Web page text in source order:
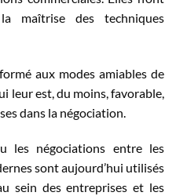
maîtrise des techniques
aux modes amiables de
leur est, du moins, favorable,
dans la négociation.
les négociations entre les
sont aujourd’hui utilisés
sein des entreprises et les